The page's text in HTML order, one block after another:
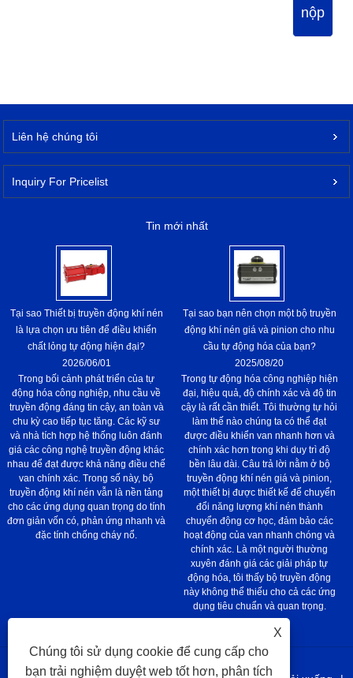
nộp
Liên hệ chúng tôi
Inquiry For Pricelist
Tin mới nhất
Tại sao Thiết bị truyền động khí nén
là lựa chọn ưu tiên để điều khiển
chất lỏng tự động hiện đại?
2026/06/01
Trong bối cảnh phát triển của tự
động hóa công nghiệp, nhu cầu về
truyền động đáng tin cậy, an toàn và
chu kỳ cao tiếp tục tăng. Các kỹ sư
và nhà tích hợp hệ thống luôn đánh
giá các công nghệ truyền động khác
nhau để đạt được khả năng điều chế
van chính xác. Trong số này, bộ
truyền động khí nén vẫn là nền tảng
cho các ứng dụng quan trọng do tính
đơn giản vốn có, phản ứng nhanh và
đặc tính chống cháy nổ.
Tại sao bạn nên chọn một bộ truyền
động khí nén giá và pinion cho nhu
cầu tự động hóa của bạn?
2025/08/20
Trong tự động hóa công nghiệp hiện
đại, hiệu quả, độ chính xác và độ tin
cậy là rất cần thiết. Tôi thường tự hỏi
làm thế nào chúng ta có thể đạt
được điều khiển van nhanh hơn và
chính xác hơn trong khi duy trì độ
bền lâu dài. Câu trả lời nằm ở bộ
truyền động khí nén giá và pinion,
một thiết bị được thiết kế để chuyển
đổi năng lượng khí nén thành
chuyển động cơ học, đảm bảo các
hoạt động của van nhanh chóng và
chính xác. Là một người thường
xuyên đánh giá các giải pháp tự
động hóa, tôi thấy bộ truyền động
này không thể thiếu cho cả các ứng
dụng tiêu chuẩn và quan trọng.
X
Chúng tôi sử dụng cookie để cung cấp cho
bạn trải nghiệm duyệt web tốt hơn, phân tích